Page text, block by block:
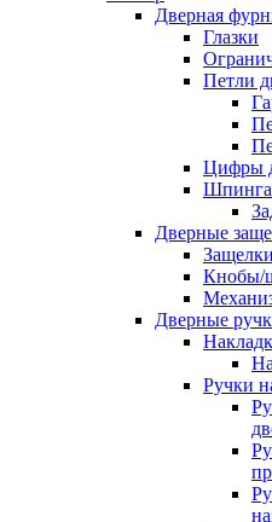
Дверная
Глазки
Петли
Цифры
Дверные
Кнобы/
Дверные
Ручки